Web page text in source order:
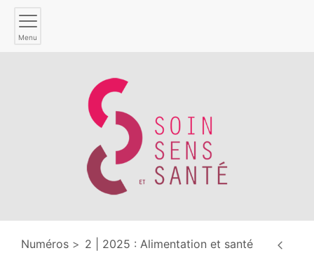
Menu
Numéros
2 | 2025 : Alimentation et santé